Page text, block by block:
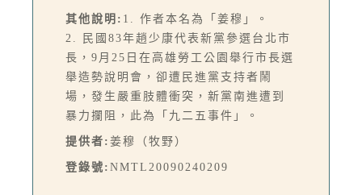
其他說明: 1. 作者本名為「姜穆」。
2. 民國83年趙少康代表新黨參選台北市
長，9月25日在高雄勞工公園舉行市長選
舉造勢說明會，卻遭民進黨支持者鬧
場，發生嚴重肢體衝突，新黨南進遭到
暴力攔阻，此為「九二五事件」。
提供者: 姜穆（牧野）
登錄號: NMTL20090240209